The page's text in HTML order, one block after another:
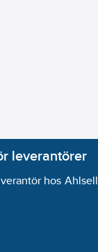
leverantörer
hos Ahlsell